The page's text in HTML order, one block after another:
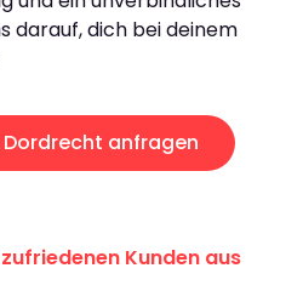
darauf, dich bei deinem
anfragen
Kunden aus